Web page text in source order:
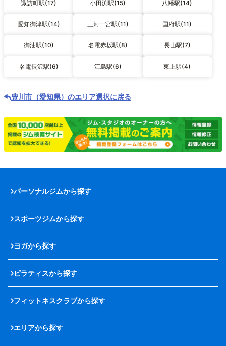
諏訪町駅(17) 小田渕駅(15) 八幡駅(14)
愛知御津駅(14) 三河一宮駅(11) 国府駅(11)
御油駅(10) 名電赤坂駅(8) 長山駅(7)
名電長沢駅(6) 江島駅(6) 東上駅(4)
豊川市（愛知県）のエリア選択に戻る
パーソナルジムから探す
スポーツジムから探す
ヨガから探す
ピラティスから探す
フィットネスクラブから探す
エリアから探す